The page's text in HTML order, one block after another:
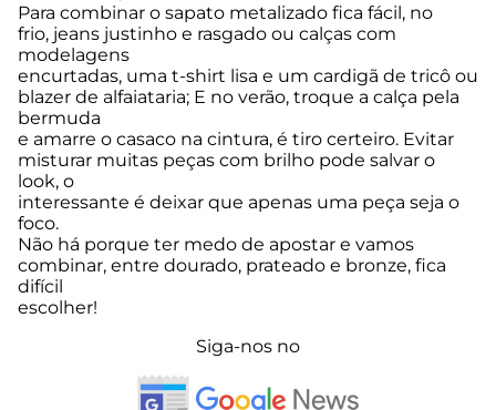
Para combinar o sapato metalizado fica fácil, no
frio, jeans justinho e rasgado ou calças com
modelagens
encurtadas, uma t-shirt lisa e um cardigã de tricô ou
blazer de alfaiataria; E no verão, troque a calça pela
bermuda
e amarre o casaco na cintura, é tiro certeiro. Evitar
misturar muitas peças com brilho pode salvar o
look, o
interessante é deixar que apenas uma peça seja o
foco.
Não há porque ter medo de apostar e vamos
combinar, entre dourado, prateado e bronze, fica
difícil
escolher!
Siga-nos no